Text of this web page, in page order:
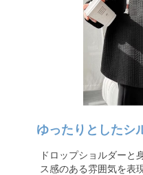
ゆったりとしたシ
ドロップショルダーと
ス感のある雰囲気を表